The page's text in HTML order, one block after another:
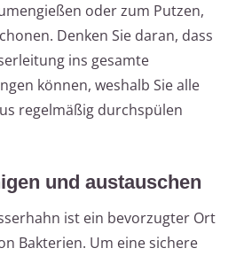
oder zum Putzen,
Denken Sie daran, dass
ins gesamte
können, weshalb Sie alle
regelmäßig durchspülen
und austauschen
ist ein bevorzugter Ort
Bakterien. Um eine sichere